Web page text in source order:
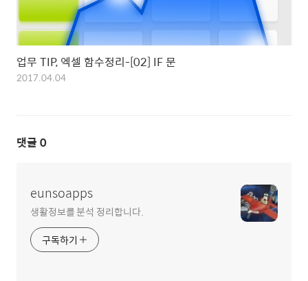
업무 TIP, 엑셀 함수정리-[02] IF 문
2017.04.04
댓글 0
eunsoapps
생활정보를 분석 정리합니다.
구독하기